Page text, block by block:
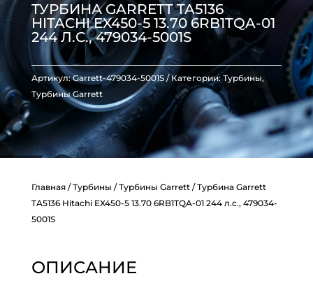
ТУРБИНА GARRETT TA5136
HITACHI EX450-5 13.70 6RB1TQA-01
244 Л.С., 479034-5001S
Артикул:Garrett-479034-5001S Категории: Турбины,
Турбины Garrett
Главная/Турбины /Турбины Garrett/ Турбина Garrett
TA5136 Hitachi EX450-5 13.70 6RB1TQA-01 244 л.с., 479034-
5001S
ОПИСАНИЕ